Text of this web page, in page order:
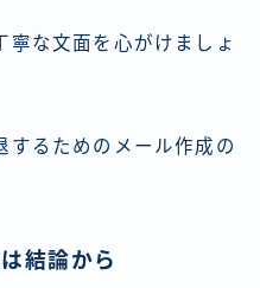
寧な文面を心がけましょ
するためのメール作成の
結論から